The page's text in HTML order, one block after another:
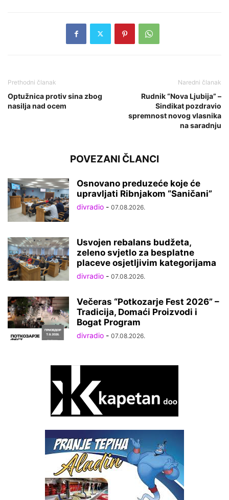
Prethodni članak
Optužnica protiv sina zbog
nasilja nad ocem
Naredni članak
Rudnik “Nova Ljubija” –
Sindikat pozdravio
spremnost novog vlasnika
na saradnju
POVEZANI ČLANCI
Osnovano preduzeće koje će
upravljati Ribnjakom “Saničani”
divradio - 07.08.2026.
Usvojen rebalans budžeta,
zeleno svjetlo za besplatne
placeve osjetljivim kategorijama
divradio - 07.08.2026.
Večeras “Potkozarje Fest 2026” –
Tradicija, Domaći Proizvodi i
Bogat Program
divradio - 07.08.2026.